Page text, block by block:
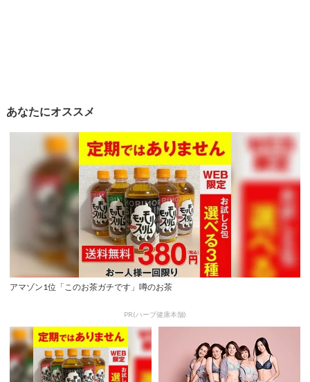
あなたにオススメ
アマゾン1位「このお茶ガチです」噂のお茶
PR(ハーブ健康本舗)